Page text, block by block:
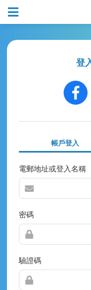
登
帳戶登入
電郵地址或登入名稱
密碼
驗證碼